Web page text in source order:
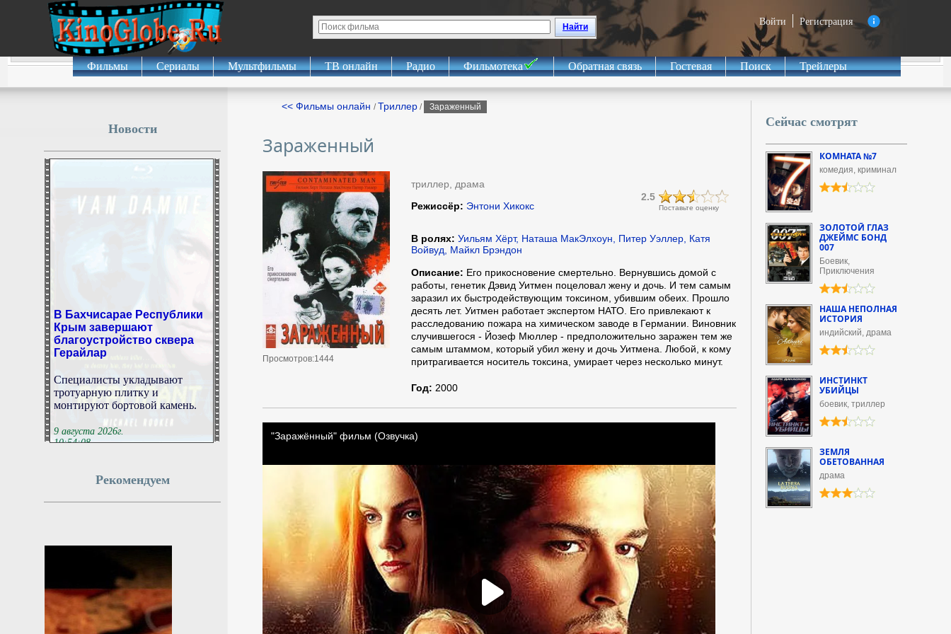
Войти Регистрация
Найти
Фильмы Сериалы Мультфильмы ТВ онлайн Радио Фильмотека Обратная связь Гостевая Поиск Трейлеры
<< Фильмы онлайн /Триллер / Зараженный
Зараженный
Просмотров:1444
триллер, драма
Поставьте оценку
2.5
Режиссёр: Энтони Хикокс
В ролях: Уильям Хёрт, Наташа МакЭлхоун, Питер Уэллер, Катя
Войвуд, Майкл Брэндон
Описание: Его прикосновение смертельно. Вернувшись домой с
работы, генетик Дэвид Уитмен поцеловал жену и дочь. И тем самым
заразил их быстродействующим токсином, убившим обеих. Прошло
десять лет. Уитмен работает экспертом НАТО. Его привлекают к
расследованию пожара на химическом заводе в Германии. Виновник
случившегося - Йозеф Мюллер - предположительно заражен тем же
самым штаммом, который убил жену и дочь Уитмена. Любой, к кому
притрагивается носитель токсина, умирает через несколько минут.
Год: 2000
Новости
Крым завершают
благоустройство сквера
Герайлар
тротуарную плитку и
монтируют бортовой камень.
9 августа 2026г.
10:54:08
Россия и Словения
впервые за четыре года
обменялись посланиями
впервые за четыре года. Об
этом заявил в интервью ТАСС
директор второго европейского
департамента МИД РФ Юрий
Пилипсон.
Рекомендуем
Сейчас смотрят
КОМНАТА №7
комедия, криминал
ЗОЛОТОЙ ГЛАЗ
ДЖЕЙМС БОНД
007
Боевик,
Приключения
НАША НЕПОЛНАЯ
ИСТОРИЯ
индийский, драма
ИНСТИНКТ
УБИЙЦЫ
боевик, триллер
ЗЕМЛЯ
ОБЕТОВАННАЯ
драма